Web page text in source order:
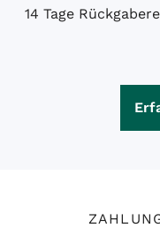
14 Tage